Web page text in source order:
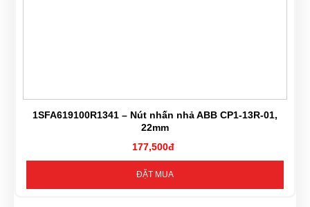
1SFA619100R1341 – Nút nhấn nhả ABB CP1-13R-01,
22mm
177,500đ
ĐẶT MUA